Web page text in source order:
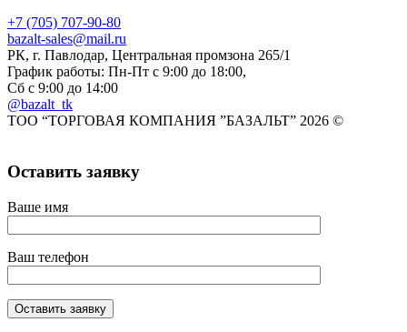
+7 (705) 707-90-80
bazalt-sales@mail.ru
РК, г. Павлодар, Центральная промзона 265/1
График работы: Пн-Пт с 9:00 до 18:00,
Сб с 9:00 до 14:00
@bazalt_tk
ТОО “ТОРГОВАЯ КОМПАНИЯ ”БАЗАЛЬТ” 2026 ©
Оставить заявку
Ваше имя
Ваш телефон